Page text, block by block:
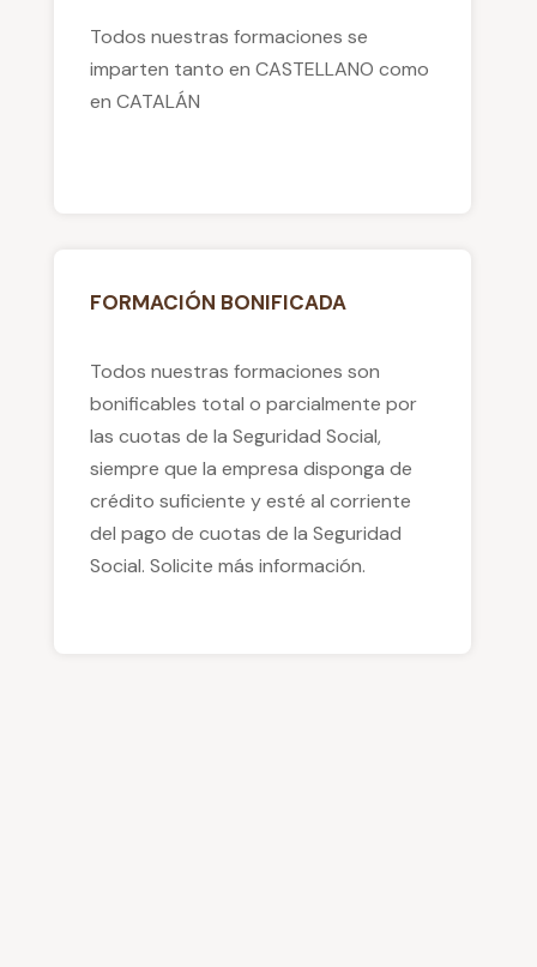
Todos nuestras formaciones se
imparten tanto en CASTELLANO como
en CATALÁN
FORMACIÓN BONIFICADA
Todos nuestras formaciones son
bonificables total o parcialmente por
las cuotas de la Seguridad Social,
siempre que la empresa disponga de
crédito suficiente y esté al corriente
del pago de cuotas de la Seguridad
Social. Solicite más información.